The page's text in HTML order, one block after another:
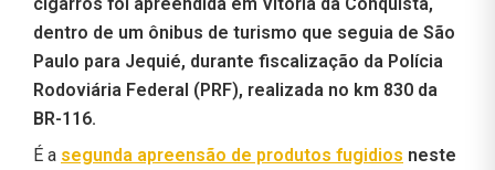
cigarros foi apreendida em Vitória da Conquista,
dentro de um ônibus de turismo que seguia de São
Paulo para Jequié, durante fiscalização da Polícia
Rodoviária Federal (PRF), realizada no km 830 da
BR-116.
É a segunda apreensão de produtos fugidios neste